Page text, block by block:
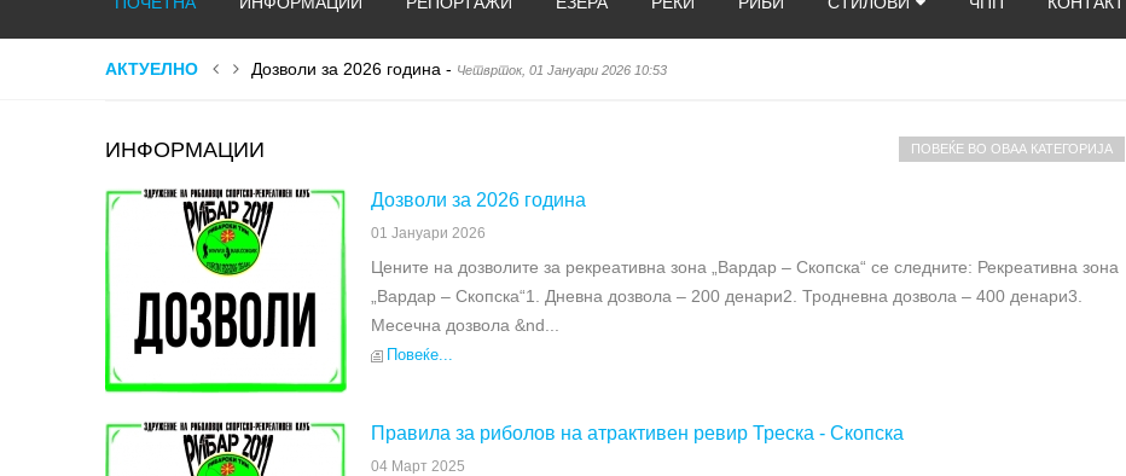
АКТУЕЛНО Кампања против улов на МАЛОМЕРНИ РИБИ на ЗРСРК РИБАР 2011
ИНФОРМАЦИИ ПОВЕЌЕ ВО ОВАА КАТЕГОРИЈА
Дозволи за 2026 година
01 Јануари 2026
Цените на дозволите за рекреативна зона „Вардар – Скопска“ се следните: Рекреативна зона
„Вардар – Скопска“1. Дневна дозвола – 200 денари2. Тродневна дозвола – 400 денари3.
Месечна дозвола &nd...
Повеќе...
Правила за риболов на атрактивен ревир Треска - Скопска
04 Март 2025